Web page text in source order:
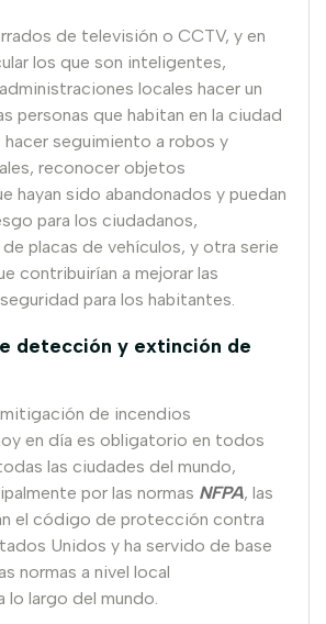
de televisión o CCTV, y en
los que son inteligentes,
locales hacer un
personas que habitan en la ciudad
hacer seguimiento a robos y
reconocer objetos
hayan sido abandonados y puedan
para los ciudadanos,
placas de vehículos, y otra serie
contribuirían a mejorar las
para los habitantes.
detección y extinción de
de incendios
en día es obligatorio en todos
las ciudades del mundo,
por las normas NFPA, las
el código de protección contra
Unidos y ha servido de base
normas a nivel local
lo largo del mundo.